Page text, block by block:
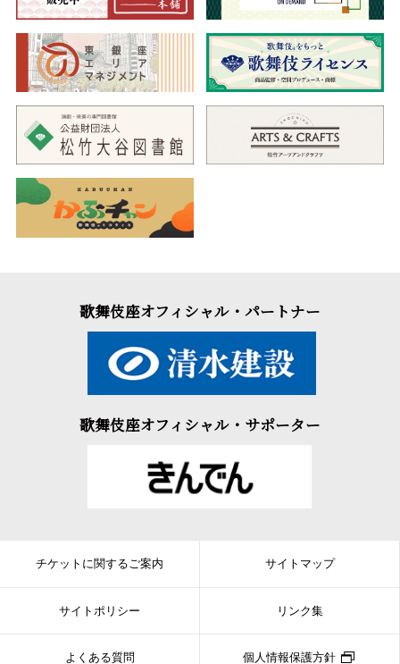
歌舞伎座オフィシャル・パートナー
歌舞伎座オフィシャル・サポーター
チケットに関するご案内 サイトマップ
サイトポリシー リンク集
よくある質問 個人情報保護方針